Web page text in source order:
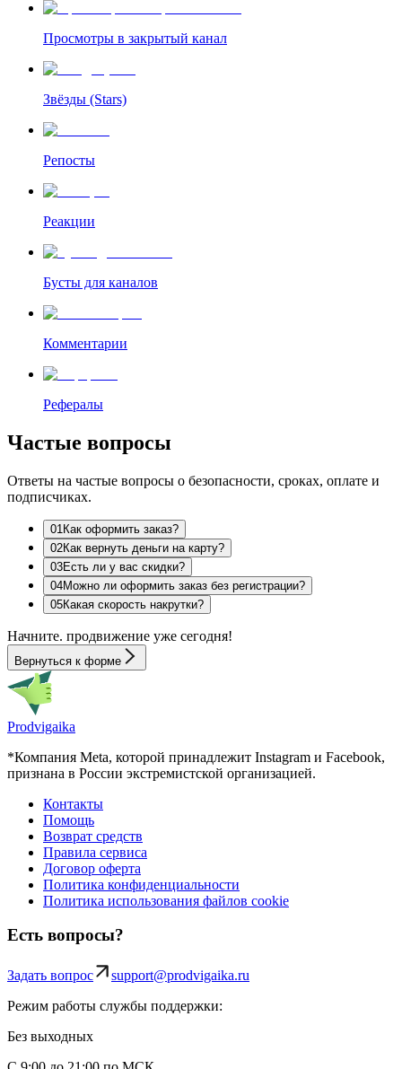
Просмотры в закрытый канал
Звёзды (Stars)
Репосты
Реакции
Бусты для каналов
Комментарии
Рефералы
Частые вопросы
Ответы на частые вопросы о безопасности, сроках, оплате и
подписчиках.
01 Как оформить заказ?
02Как вернуть деньги на карту?
03Есть ли у вас скидки?
04Можно ли оформить заказ без регистрации?
05Какая скорость накрутки?
Начните. продвижение уже сегодня!
Вернуться к форме
Prodvigaika
*Компания Meta, которой принадлежит Instagram и Facebook,
признана в России экстремистской организацией.
Контакты
Помощь
Возврат средств
Правила сервиса
Договор оферта
Политика конфиденциальности
Политика использования файлов cookie
Есть вопросы?
Задать вопрос
support@prodvigaika.ru
Режим работы службы поддержки:
Без выходных